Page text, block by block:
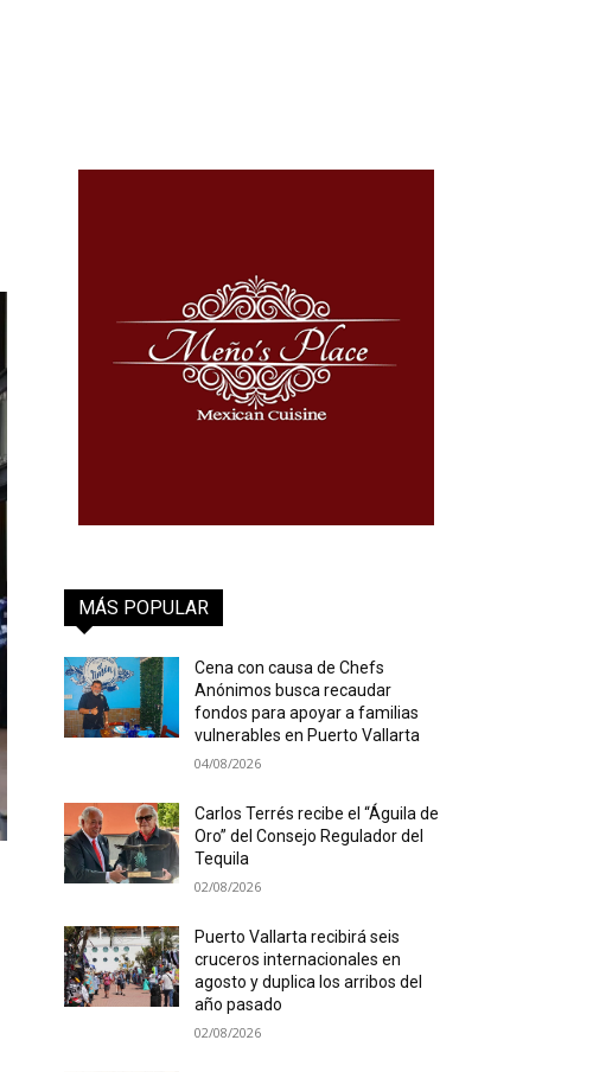
MÁS POPULAR
Cena con causa de Chefs
Anónimos busca recaudar
fondos para apoyar a familias
vulnerables en Puerto Vallarta
04/08/2026
Carlos Terrés recibe el “Águila de
Oro” del Consejo Regulador del
Tequila
02/08/2026
Puerto Vallarta recibirá seis
cruceros internacionales en
agosto y duplica los arribos del
año pasado
02/08/2026